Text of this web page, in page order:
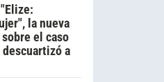
la nueva
el caso
descuartizó a